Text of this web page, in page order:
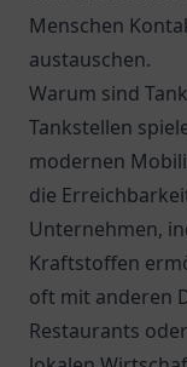
Menschen
austauschen.
Warum sind
Tankstellen
modernen
die
Unternehmen,
Kraftstoffen
oft mit anderen
Restaurants